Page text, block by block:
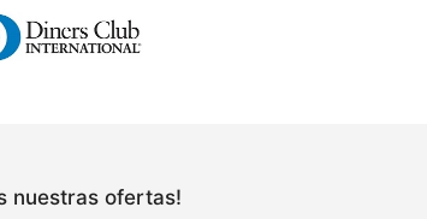
nuestras ofertas!